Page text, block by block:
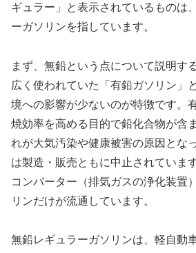
ギュラー」と表示されているものは
ーガソリンを指しています。
まず、無鉛という点について説明す
広く使われていた「有鉛ガソリン」
境への影響が少ないのが特徴です。
焼効率を高める目的で鉛化合物が含
れが大気汚染や健康被害の原因とな
は製造・販売ともに中止されていま
コンバーター（排気ガスの浄化装置
リンだけが流通しています。
無鉛レギュラーガソリンは、軽自動